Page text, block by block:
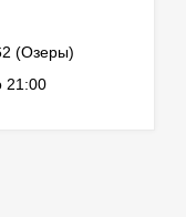
21:00